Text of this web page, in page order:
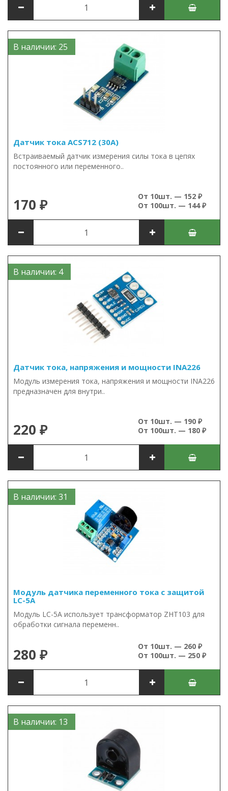
В наличии: 25
Датчик тока ACS712 (30А)
Встраиваемый датчик измерения силы тока в цепях
постоянного или переменного..
170 ₽
От 10шт. — 152 ₽
От 100шт. — 144 ₽
В наличии: 4
Датчик тока, напряжения и мощности INA226
Модуль измерения тока, напряжения и мощности INA226
предназначен для внутри..
220 ₽
От 10шт. — 190 ₽
От 100шт. — 180 ₽
В наличии: 31
Модуль датчика переменного тока с защитой
LC-5A
Модуль LC-5A использует трансформатор ZHT103 для
обработки сигнала переменн..
280 ₽
От 10шт. — 260 ₽
От 100шт. — 250 ₽
В наличии: 13